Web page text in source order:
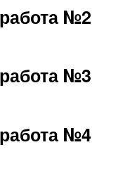
№2
№3
№4